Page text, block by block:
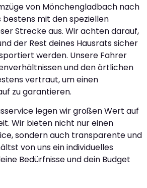
von Mönchengladbach nach
bestens mit den speziellen
Strecke aus. Wir achten darauf,
der Rest deines Hausrats sicher
werden. Unsere Fahrer
und den örtlichen
vertraut, um einen
zu garantieren.
legen wir großen Wert auf
Wir bieten nicht nur einen
sondern auch transparente und
von uns ein individuelles
Bedürfnisse und dein Budget